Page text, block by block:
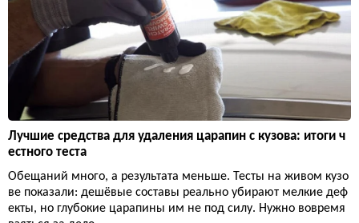
Лучшие средства для удаления царапин с кузова: итоги ч
естного теста
Обещаний много, а результата меньше. Тесты на живом кузо
ве показали: дешёвые составы реально убирают мелкие деф
екты, но глубокие царапины им не под силу. Нужно вовремя